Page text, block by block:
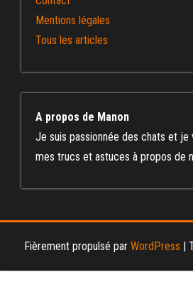
Mentions légales
Tous les articles
A propos de Manon
Je suis passionnée des chats et je
mes trucs et astuces à propos de
Fièrement propulsé par WordPress